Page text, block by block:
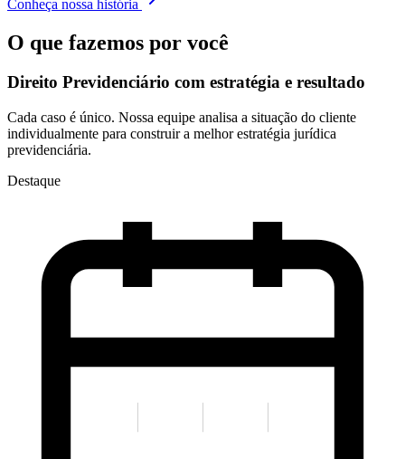
Conheça nossa história
O que fazemos por você
Direito Previdenciário com estratégia e resultado
Cada caso é único. Nossa equipe analisa a situação do cliente
individualmente para construir a melhor estratégia jurídica
previdenciária.
Destaque